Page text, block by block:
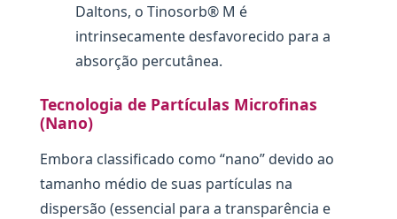
Daltons, o Tinosorb® M é
intrinsecamente desfavorecido para a
absorção percutânea.
Tecnologia de Partículas Microfinas
(Nano)
Embora classificado como “nano” devido ao
tamanho médio de suas partículas na
dispersão (essencial para a transparência e